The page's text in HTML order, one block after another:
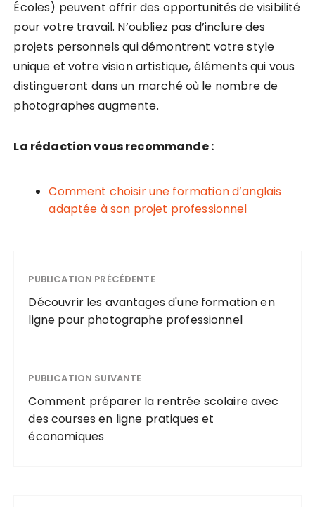
Écoles) peuvent offrir des opportunités de visibilité
pour votre travail. N’oubliez pas d’inclure des
projets personnels qui démontrent votre style
unique et votre vision artistique, éléments qui vous
distingueront dans un marché où le nombre de
photographes augmente.
La rédaction vous recommande :
Comment choisir une formation d’anglais
adaptée à son projet professionnel
PUBLICATION PRÉCÉDENTE
Découvrir les avantages d'une formation en
ligne pour photographe professionnel
PUBLICATION SUIVANTE
Comment préparer la rentrée scolaire avec
des courses en ligne pratiques et
économiques